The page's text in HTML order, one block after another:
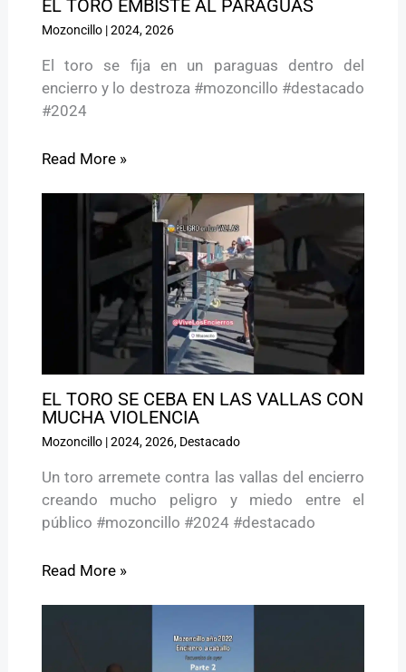
EL TORO EMBISTE AL PARAGUAS
Mozoncillo|2024,2026
El toro se fija en un paraguas dentro del
encierro y lo destroza #mozoncillo #destacado
#2024
Read More »
EL TORO SE CEBA EN LAS VALLAS CON
MUCHA VIOLENCIA
Mozoncillo|2024,2026, Destacado
Un toro arremete contra las vallas del encierro
creando mucho peligro y miedo entre el
público #mozoncillo #2024 #destacado
Read More »